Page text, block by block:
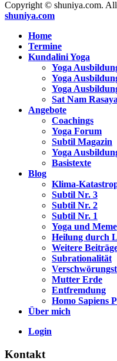
Copyright © shuniya.com.
shuniya.com
Home
Termine
Kundalini Yoga
Yoga
Yoga
Yoga
Sat Nam
Angebote
Coachings
Yoga Forum
Subtil Magazin
Yoga
Basistexte
Blog
Klima-
Subtil Nr. 3
Subtil Nr. 2
Subtil Nr. 1
Yoga und Meme
Heilung durch
Weitere
Subrationalität
Mutter Erde
Entfremdung
Homo Sapiens
Über mich
Login
Kontakt